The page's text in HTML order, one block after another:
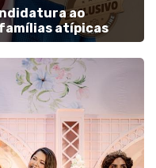
ao
famílias atípicas